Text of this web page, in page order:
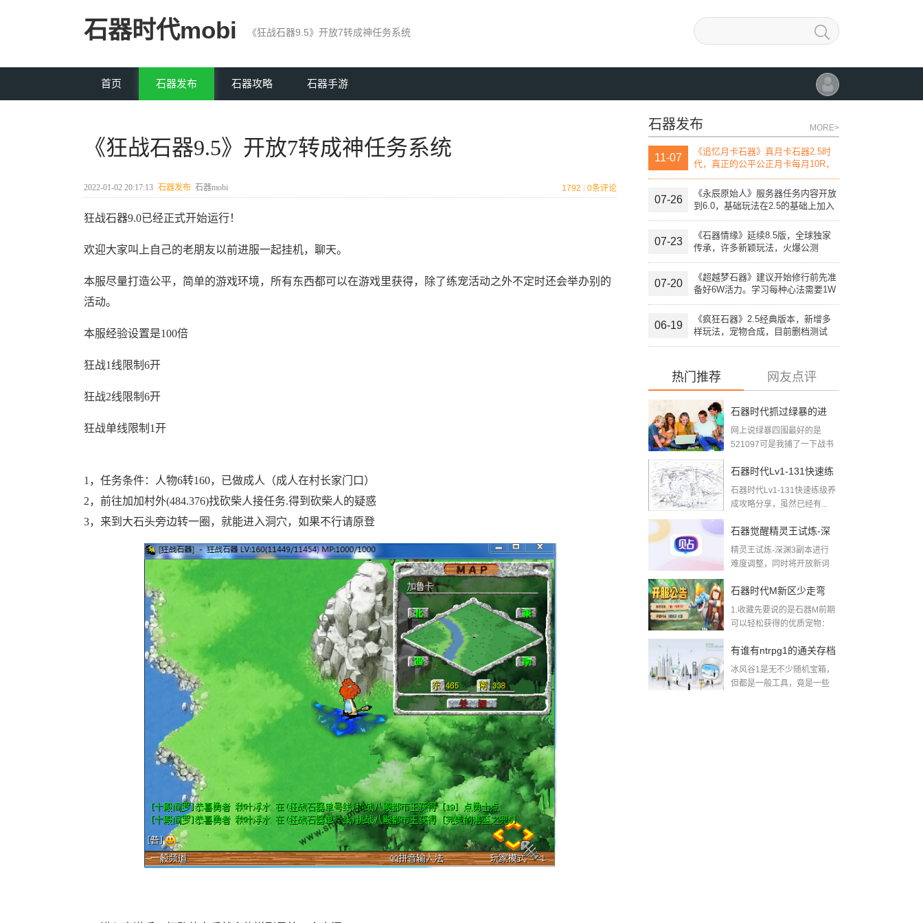
石器时代mobi 《狂战石器9.5》开放7转成神任务系统
首页 石器发布 石器攻略 石器手游
《狂战石器9.5》开放7转成神任务系统
2022-01-02 20:17:13 石器发布 石器mobi 1792 0条评论
狂战石器9.0已经正式开始运行！
欢迎大家叫上自己的老朋友以前进服一起挂机，聊天。
本服尽量打造公平，简单的游戏环境，所有东西都可以在游戏里获得，除了练宠活动之外不定时还会举办别的
活动。
本服经验设置是100倍
狂战1线限制6开
狂战2线限制6开
狂战单线限制1开
1，任务条件：人物6转160，已做成人（成人在村长家门口）
2，前往加加村外(484.376)找砍柴人接任务.得到砍柴人的疑惑
3，来到大石头旁边转一圈，就能进入洞穴，如果不行请原登
石器发布 MORE>
11-07
《追忆月卡石器》真月卡石器2.5时
代，真正的公平公正月卡每月10R，
团战线上活动，线下活动，自助开发
宠物进化变异系统。
07-26
《永辰原始人》服务器任务内容开放
到6.0，基础玩法在2.5的基础上加入
特殊技能。
07-23
《石器情缘》延续8.5版，全球独家
传承，许多新颖玩法，火爆公测
07-20
《超越梦石器》建议开始修行前先准
备好6W活力。学习每种心法需要1W
活力点
06-19
《疯狂石器》2.5经典版本，新增多
样玩法，宠物合成，目前删档测试
中，欢迎大家加入。
热门推荐 网友点评
石器时代抓过绿暴的进
来下2018-08-09
网上说绿暴四围最好的是
521097可是我捕了一下战书
石器时代Lv1-131快速练
级养成攻略
石器时代Lv1-131快速练级养
成攻略分享，虽然已经有...
石器觉醒精灵王试炼-深
渊三层难度调整公告
精灵王试炼-深渊3副本进行
难度调整，同时将开放新词
石器时代M新区少走弯
路，给玩石器新区的新
1.收藏先要说的是石器M前期
可以轻松获得的优质宠物：
有谁有ntrpg1的通关存档
攻略也行2018-08-10
冰风谷1是无不少随机宝箱，
但都是一般工具，竟是一些